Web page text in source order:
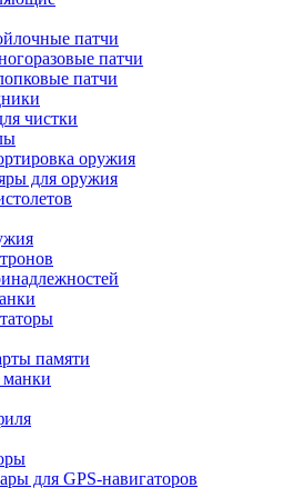
патчи
патчи
патчи
чистки
оружия
для оружия
памяти
манки
для GPS-навигаторов